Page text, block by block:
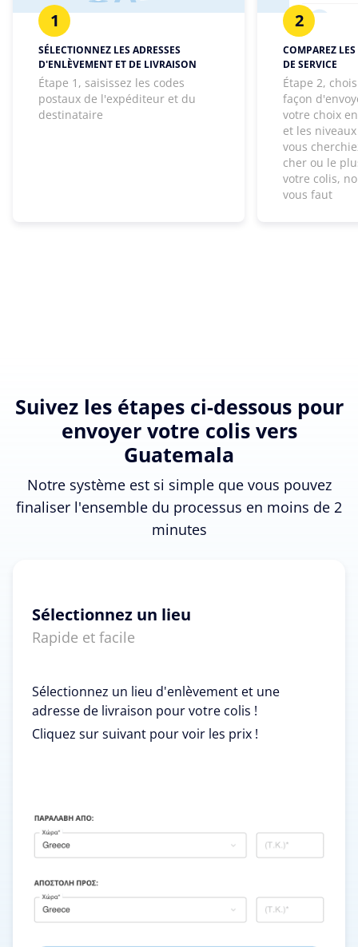
1
SÉLECTIONNEZ LES ADRESSES
D'ENLÈVEMENT ET DE LIVRAISON
Étape 1, saisissez les codes
postaux de l'expéditeur et du
destinataire
2
COMPAREZ
DE SERVICE
Étape 2,
façon
votre choix
et les
vous
cher ou le
votre colis,
vous faut
Suivez les étapes ci-dessous pour
envoyer votre colis vers
Guatemala
Notre système est si simple que vous pouvez
finaliser l'ensemble du processus en moins de 2
minutes
Sélectionnez un lieu
Rapide et facile
Sélectionnez un lieu d'enlèvement et une
adresse de livraison pour votre colis !
Cliquez sur suivant pour voir les prix !